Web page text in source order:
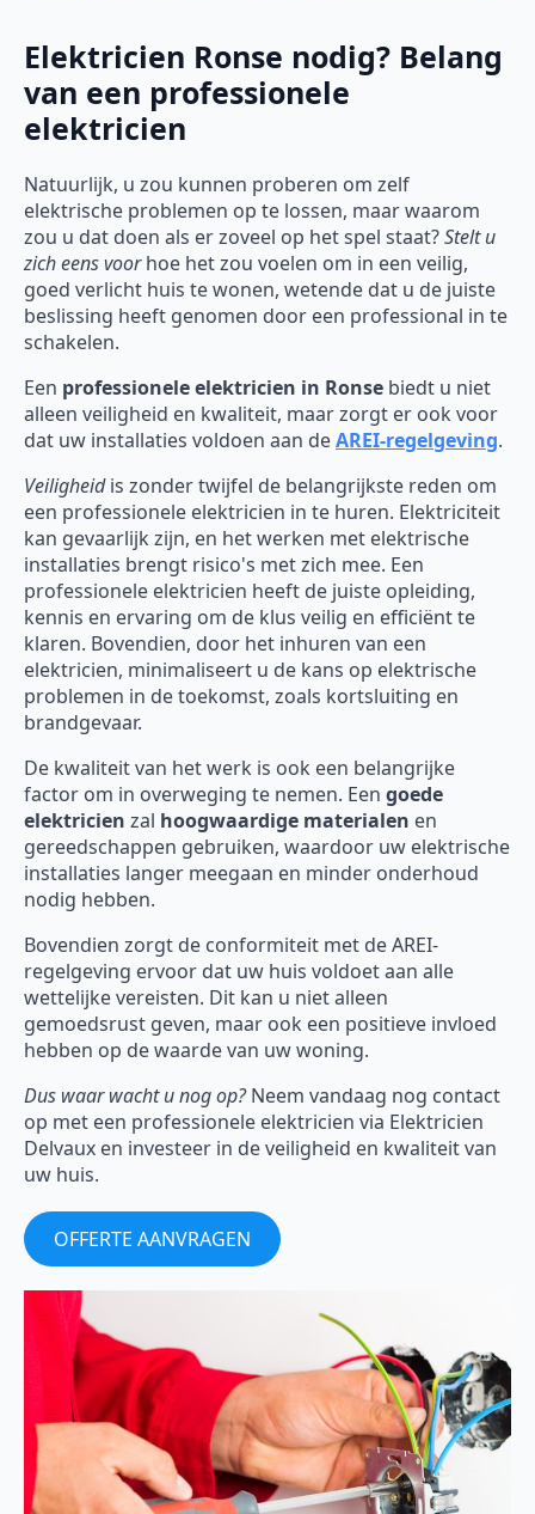
Elektricien Ronse nodig? Belang
van een professionele
elektricien
Natuurlijk, u zou kunnen proberen om zelf
elektrische problemen op te lossen, maar waarom
zou u dat doen als er zoveel op het spel staat?Stelt u
zich eens voorhoe het zou voelen om in een veilig,
goed verlicht huis te wonen, wetende dat u de juiste
beslissing heeft genomen door een professional in te
schakelen.
Een professionele elektricien in Ronse biedt u niet
alleen veiligheid en kwaliteit, maar zorgt er ook voor
dat uw installaties voldoen aan deAREI-regelgeving.
Veiligheidis zonder twijfel de belangrijkste reden om
een professionele elektricien in te huren. Elektriciteit
kan gevaarlijk zijn, en het werken met elektrische
installaties brengt risico's met zich mee. Een
professionele elektricien heeft de juiste opleiding,
kennis en ervaring om de klus veilig en efficiënt te
klaren. Bovendien, door het inhuren van een
elektricien, minimaliseert u de kans op elektrische
problemen in de toekomst, zoals kortsluiting en
brandgevaar.
De kwaliteit van het werk is ook een belangrijke
factor om in overweging te nemen. Een goede
elektricien zal hoogwaardige materialen en
gereedschappen gebruiken, waardoor uw elektrische
installaties langer meegaan en minder onderhoud
nodig hebben.
Bovendien zorgt de conformiteit met de AREI-
regelgeving ervoor dat uw huis voldoet aan alle
wettelijke vereisten. Dit kan u niet alleen
gemoedsrust geven, maar ook een positieve invloed
hebben op de waarde van uw woning.
Dus waar wacht u nog op?Neem vandaag nog contact
op met een professionele elektricien via Elektricien
Delvaux en investeer in de veiligheid en kwaliteit van
uw huis.
OFFERTE AANVRAGEN